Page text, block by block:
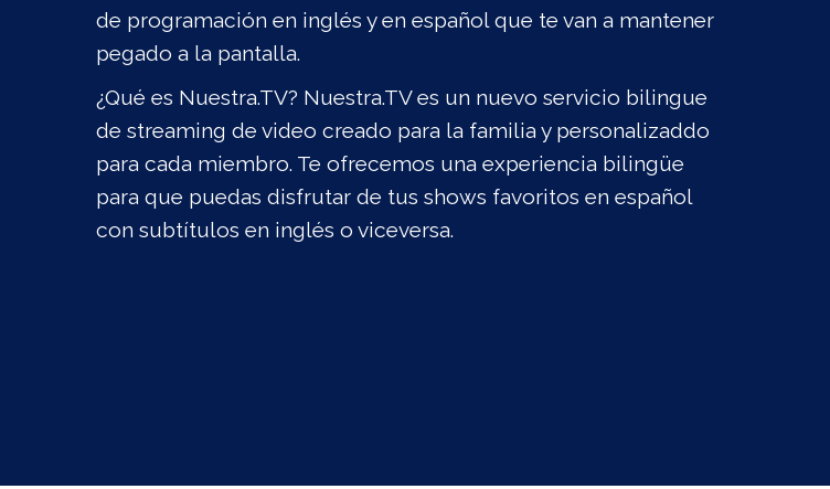
de programación en inglés y en español que te van a mantener
pegado a la pantalla.
¿Qué es Nuestra.TV? Nuestra.TV es un nuevo servicio bilingue
de streaming de video creado para la familia y personalizaddo
para cada miembro. Te ofrecemos una experiencia bilingüe
para que puedas disfrutar de tus shows favoritos en español
con subtítulos en inglés o viceversa.